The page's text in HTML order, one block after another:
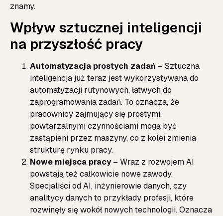
znamy.
Wpływ sztucznej inteligencji
na przyszłość pracy
Automatyzacja prostych zadań – Sztuczna
inteligencja już teraz jest wykorzystywana do
automatyzacji rutynowych, łatwych do
zaprogramowania zadań. To oznacza, że
pracownicy zajmujący się prostymi,
powtarzalnymi czynnościami mogą być
zastąpieni przez maszyny, co z kolei zmienia
strukturę rynku pracy.
Nowe miejsca pracy– Wraz z rozwojem AI
powstają też całkowicie nowe zawody.
Specjaliści od AI, inżynierowie danych, czy
analitycy danych to przykłady profesji, które
rozwinęły się wokół nowych technologii. Oznacza